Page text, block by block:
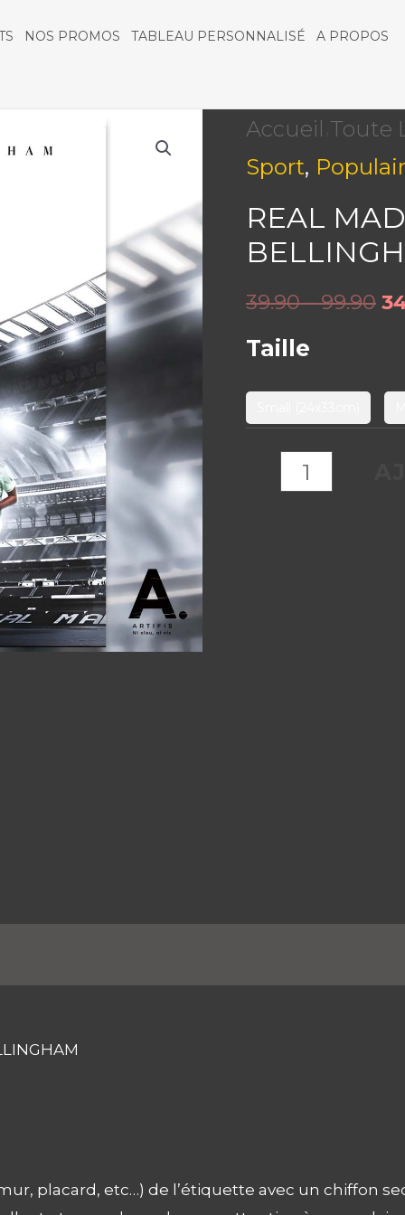
NOS PROMOS TABLEAU PERSONNALISÉ A PROPOS
Accueil / Toute
Sport,
REAL
39.90 – 99.90
Taille
quantité
de
REAL
MADRID
|
JUDE
placard, etc…) de l’étiquette avec un chiffon